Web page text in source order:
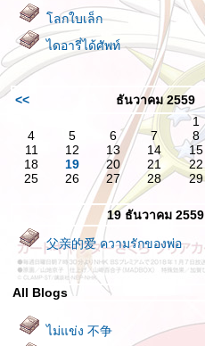
ลกใบเล็ก
ไดอารี่ได้ศัพท์
<< ธันวาคม 2559
1
4
5 6 7 8
11
12 13 14 15
18
19 20 21 22
25
26 27 28 29
19 ธันวาคม 2559
父亲的爱 ความรักของพ่อ
All Blogs
ไม่แข่ง 不争